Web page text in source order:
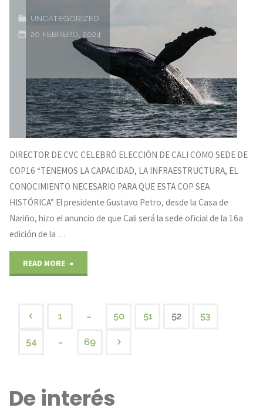
de
un
armadillo
en
Barranca
de
UNCATEGORIZED
20 FEBRERO, 2024
DIRECTOR DE CVC CELEBRÓ ELECCIÓN DE CALI COMO SEDE DE
COP16 “TENEMOS LA CAPACIDAD, LA INFRAESTRUCTURA, EL
CONOCIMIENTO NECESARIO PARA QUE ESTA COP SEA
HISTÓRICA” El presidente Gustavo Petro, desde la Casa de
Nariño, hizo el anuncio de que Cali será la sede oficial de la 16a
edición de la …
READ MORE
CELEBRÓ
Paginación
entradas
1 … 50 51 52 53
54 … 69
De interés